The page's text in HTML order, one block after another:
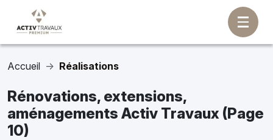
Accueil Réalisations
Rénovations, extensions,
aménagements Activ Travaux (Page
10)